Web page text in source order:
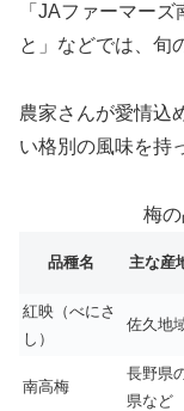
「JAファーマー
と」などでは、旬
農家さんが愛情込
い格別の風味を持
梅
品種名 主な産
紅映（べにさ
し）
佐久地
南高梅
長野県
県など